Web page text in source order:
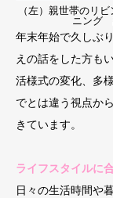
（左）親世帯のリ
ニング
年末年始で久しぶ
えの話をした方も
活様式の変化、多
でとは違う視点か
きています。
ライフスタイルに
日々の生活時間や